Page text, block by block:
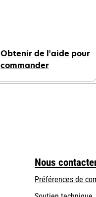
Obtenir de l'aide pour
commander
Nous
Préférences de